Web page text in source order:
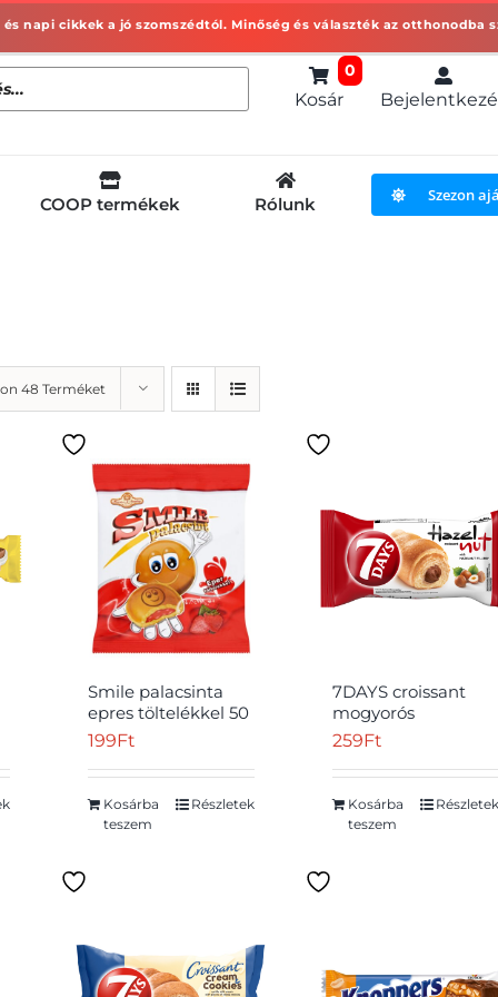
Kosár
0
COOP termékek Rólunk Szezon
48 Terméket
Smile palacsinta
epres töltelékkel 50
g
199Ft
Kosárba
teszem
Részletek
7DAYS croissant
mogyorós
töltelékkel 60 g
259Ft
Kosárba
teszem
Részletek